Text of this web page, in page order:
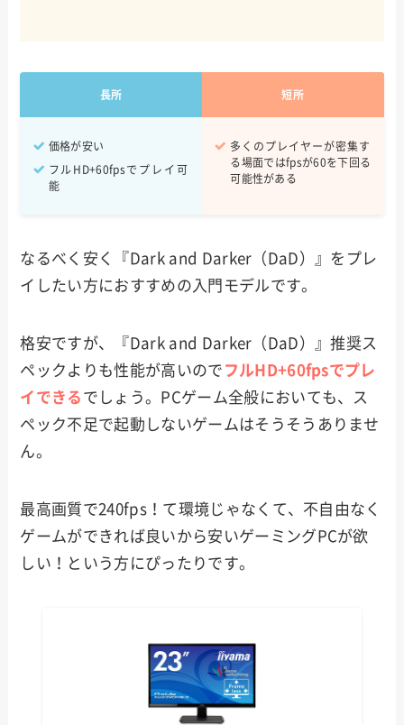
長所 短所
価格が安い
フルHD+60fpsでプレイ可
能
多くのプレイヤーが密集す
る場面ではfpsが60を下回る
可能性がある
なるべく安く『Dark and Darker（DaD）』をプレ
イしたい方におすすめの入門モデルです。
格安ですが、『Dark and Darker（DaD）』推奨ス
ペックよりも性能が高いので フルHD+60fpsでプレ
イできる でしょう。PCゲーム全般においても、ス
ペック不足で起動しないゲームはそうそうありませ
ん。
最高画質で240fps！て環境じゃなくて、不自由なく
ゲームができれば良いから安いゲーミングPCが欲
しい！という方にぴったりです。